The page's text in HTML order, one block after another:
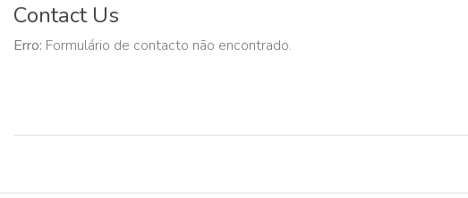
Contact Us
Erro: Formulário de contacto não encontrado.